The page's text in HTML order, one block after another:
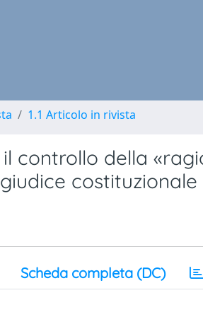
1.1 Articolo in rivista
controllo della
Scheda completa (DC)